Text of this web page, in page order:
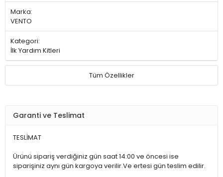
Marka:
VENTO
Kategori:
İlk Yardım Kitleri
Tüm Özellikler
Garanti ve Teslimat
TESLİMAT
Ürünü sipariş verdiğiniz gün saat 14:00 ve öncesi ise
siparişiniz aynı gün kargoya verilir.Ve ertesi gün teslim edilir.